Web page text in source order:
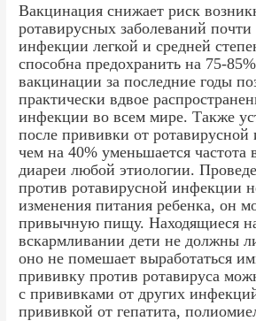
Вакцинация снижает риск
ротавирусных заболеваний
инфекции легкой и средней
способна предохранить на 75-
вакцинации за последние годы
практически вдвое
инфекции во всем мире. Также
после прививки от
чем на 40% уменьшается частота
диареи любой этиологии.
против ротавирусной инфекции
изменения питания ребенка, он
привычную пищу. Находящиеся
вскармливании дети не должны
оно не помешает выработаться
прививку против ротавируса
с прививками от других
прививкой от гепатита,